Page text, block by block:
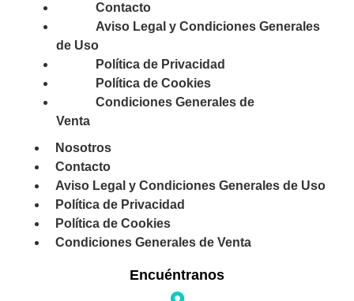
Contacto
Aviso Legal y Condiciones Generales
de Uso
Política de Privacidad
Política de Cookies
Condiciones Generales de
Venta
Nosotros
Contacto
Aviso Legal y Condiciones Generales de Uso
Política de Privacidad
Política de Cookies
Condiciones Generales de Venta
Encuéntranos